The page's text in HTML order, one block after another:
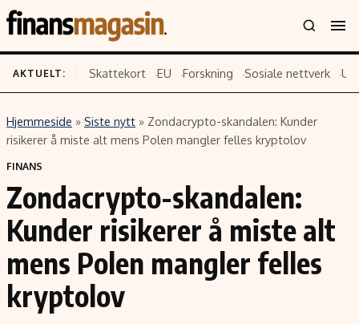
Innhold
Siste nytt
Eiendom
Energi og klima
Finans
Fritid
Hav og sjømat
Verden
Emner
Økonomi
Politikk
Selskaper
Teknologi
AKTUELT: Skattekort EU Forskning Sosiale nettverk
Hjemmeside » Siste nytt » Zondacrypto-skandalen: Kunder
risikerer å miste alt mens Polen mangler felles kryptolov
FINANS
Zondacrypto-skandalen:
Kunder risikerer å miste alt
mens Polen mangler felles
kryptolov